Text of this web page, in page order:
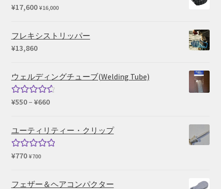
¥17,600 ¥16,000
フレキシストリッパー
¥13,860
ウェルディングチューブ(Welding Tube)
5段階中
¥550– ¥660価
帯:
¥550
ユーティリティー・クリップ
5段階中
¥770 ¥700
フェザー＆ヘアコンパクター